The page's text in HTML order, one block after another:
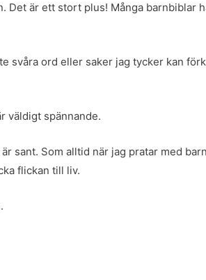
är ett stort plus! Många barnbiblar
ord eller saker jag tycker kan
väldigt spännande.
sant. Som alltid när jag pratar med
flickan till liv.